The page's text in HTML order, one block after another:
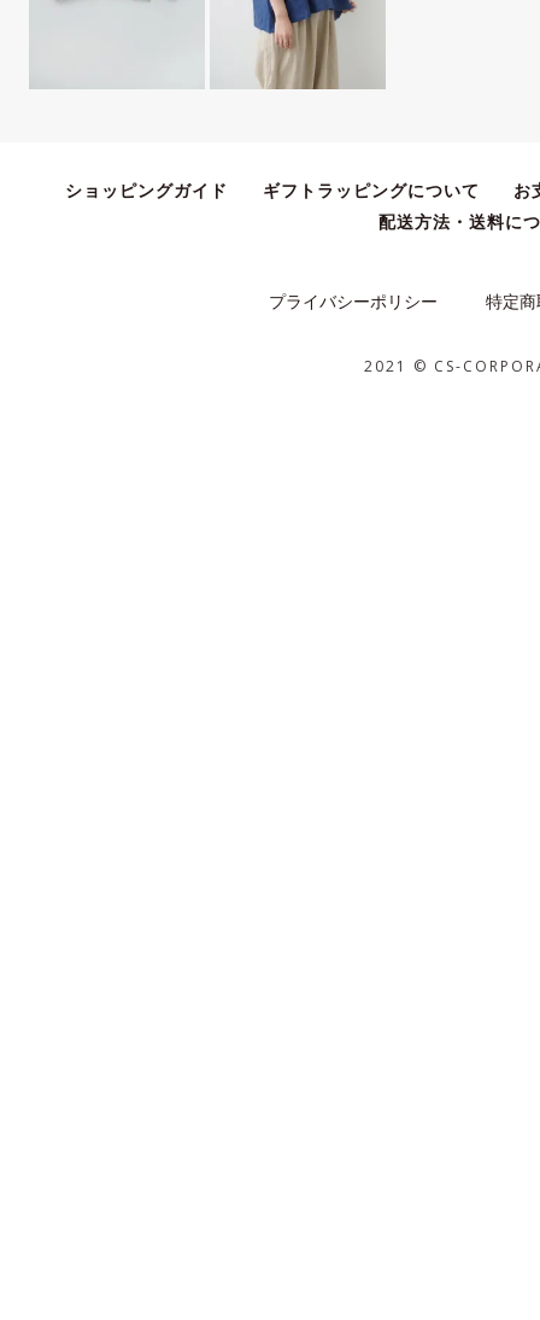
ショッピングガイド ギフトラッピングについて
お
配送方法・送料に
プライバシーポリシー 特定
2021 © CS-